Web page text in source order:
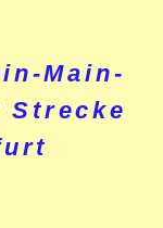
Main-
Strecke